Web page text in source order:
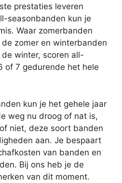
prestaties leveren
seasonbanden kun je
Waar zomerbanden
zomer en winterbanden
winter, scoren all-
of 7 gedurende het hele
kun je het gehele jaar
weg nu droog of nat is,
niet, deze soort banden
aan. Je bespaart
van banden en
Bij ons heb je de
van dit moment.